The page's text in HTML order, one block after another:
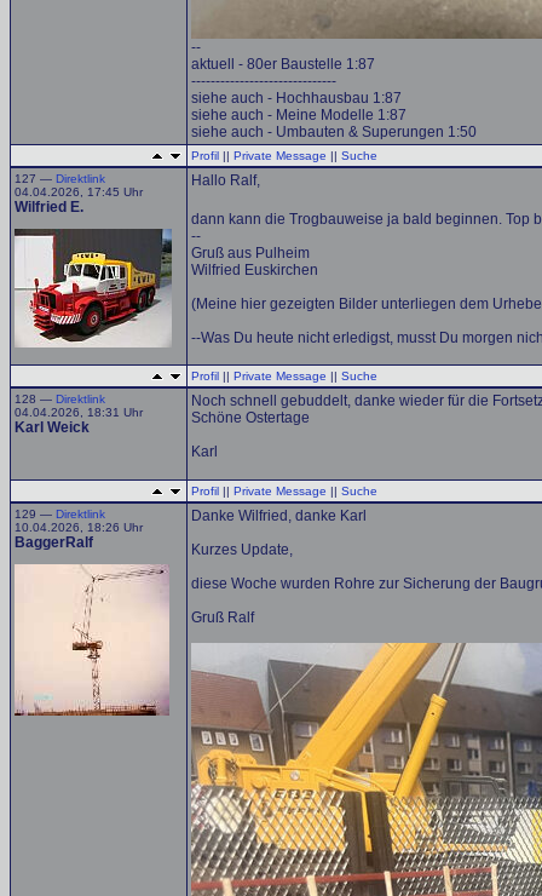
--
aktuell - 80er Baustelle 1:87
------------------------------
siehe auch - Hochhausbau 1:87
siehe auch - Meine Modelle 1:87
siehe auch - Umbauten & Superungen 1:50
Profil || Private Message || Suche
127 — Direktlink
04.04.2026, 17:45 Uhr
Wilfried E.
Hallo Ralf,
dann kann die Trogbauweise ja bald beginnen. Top
--
Gruß aus Pulheim
Wilfried Euskirchen
(Meine hier gezeigten Bilder unterliegen dem
--Was Du heute nicht erledigst, musst Du morgen
Profil || Private Message || Suche
128 — Direktlink
04.04.2026, 18:31 Uhr
Karl Weick
Noch schnell gebuddelt, danke wieder für die
Schöne Ostertage
Karl
Profil || Private Message || Suche
129 — Direktlink
10.04.2026, 18:26 Uhr
BaggerRalf
Danke Wilfried, danke Karl
Kurzes Update,
diese Woche wurden Rohre zur Sicherung der
Gruß Ralf